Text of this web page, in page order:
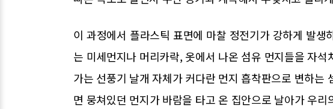
이 과정에서 플라스틱 표면에 마찰 정전기가 강하게 발
는 미세먼지나 머리카락, 옷에서 나온 섬유 먼지들을 자
가는 선풍기 날개 자체가 커다란 먼지 흡착판으로 변하는
면 뭉쳐있던 먼지가 바람을 타고 온 집안으로 날아가 우